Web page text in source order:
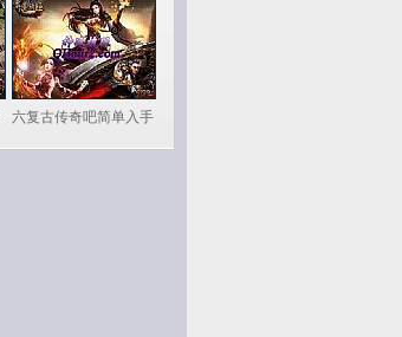
六复古传奇吧简单入手